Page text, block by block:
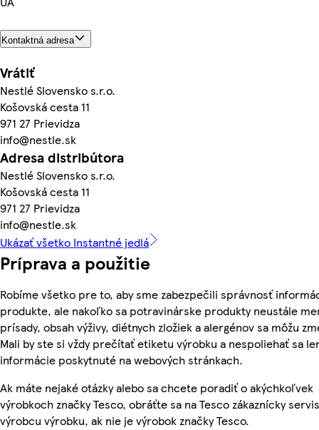
Kontaktná adresa
Vrátiť
Nestlé Slovensko s.r.o.
Košovská cesta 11
971 27 Prievidza
info@nestle.sk
Adresa distribútora
Nestlé Slovensko s.r.o.
Košovská cesta 11
971 27 Prievidza
info@nestle.sk
Ukázať všetko Instantné jedlá
Príprava a použitie
Robíme všetko pre to, aby sme zabezpečili správnosť
produkte, ale nakoľko sa potravinárske produkty neustále
prísady, obsah výživy, diétnych zložiek a alergénov sa môžu
Mali by ste si vždy prečítať etiketu výrobku a nespoliehať sa
informácie poskytnuté na webových stránkach.
Ak máte nejaké otázky alebo sa chcete poradiť o akýchkoľvek
výrobkoch značky Tesco, obráťte sa na Tesco zákaznícky
výrobcu výrobku, ak nie je výrobok značky Tesco.